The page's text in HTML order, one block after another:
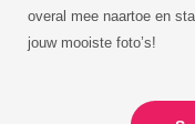
overal mee naartoe en
jouw mooiste foto’s!